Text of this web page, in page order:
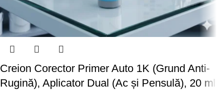
Creion Corector Primer Auto 1K (Grund Anti-
Rugină), Aplicator Dual (Ac și Pensulă), 20 ml